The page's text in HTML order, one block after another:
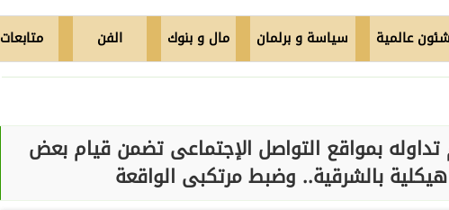
شئون عالمية سياسة و برلمان مال و بنوك الفن متابعات
بمواقع التواصل الإجتماعى تضمن قيام بعض
بالشرقية.. وضبط مرتكبى الواقعة